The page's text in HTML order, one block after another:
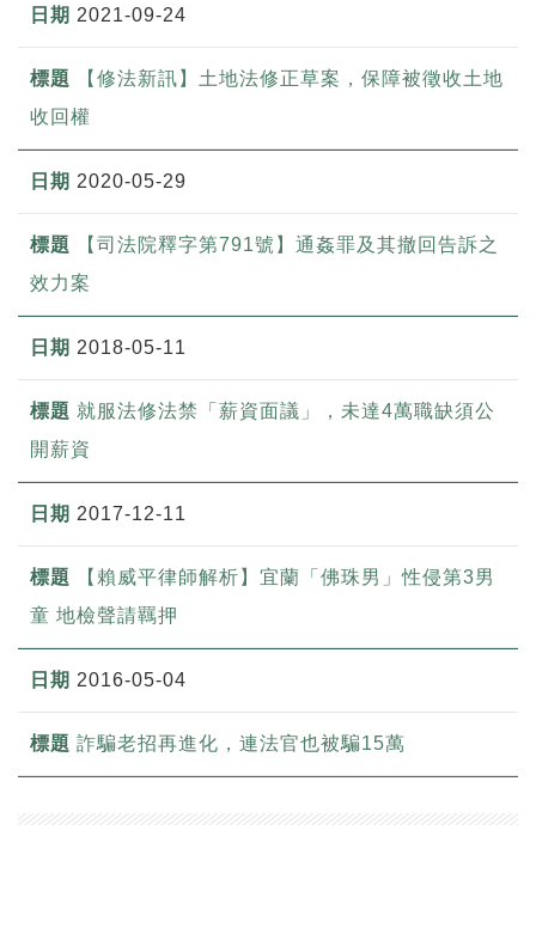
2021-09-24
【修法新訊】土地法修正草案，保障被徵收土地
收回權
2020-05-29
【司法院釋字第791號】通姦罪及其撤回告訴之
效力案
2018-05-11
就服法修法禁「薪資面議」，未達4萬職缺須公
開薪資
2017-12-11
【賴威平律師解析】宜蘭「佛珠男」性侵第3男
童 地檢聲請羈押
2016-05-04
詐騙老招再進化，連法官也被騙15萬